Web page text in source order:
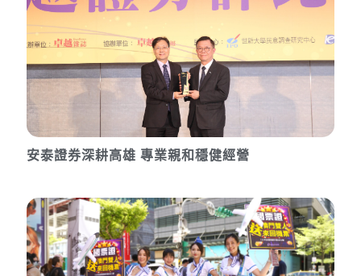
安泰證券深耕高雄 專業親和穩健經營